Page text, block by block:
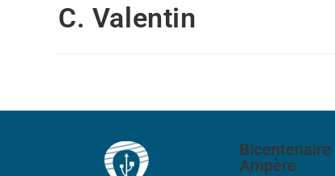
C. Valentin
Bicentenaire
Ampère